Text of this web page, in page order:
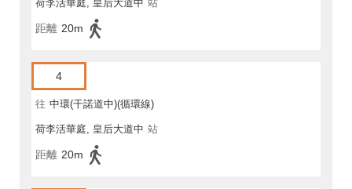
荷李活華庭, 皇后大道中 站
距離 20m
4
往 中環(干諾道中)(循環線)
荷李活華庭, 皇后大道中 站
距離 20m